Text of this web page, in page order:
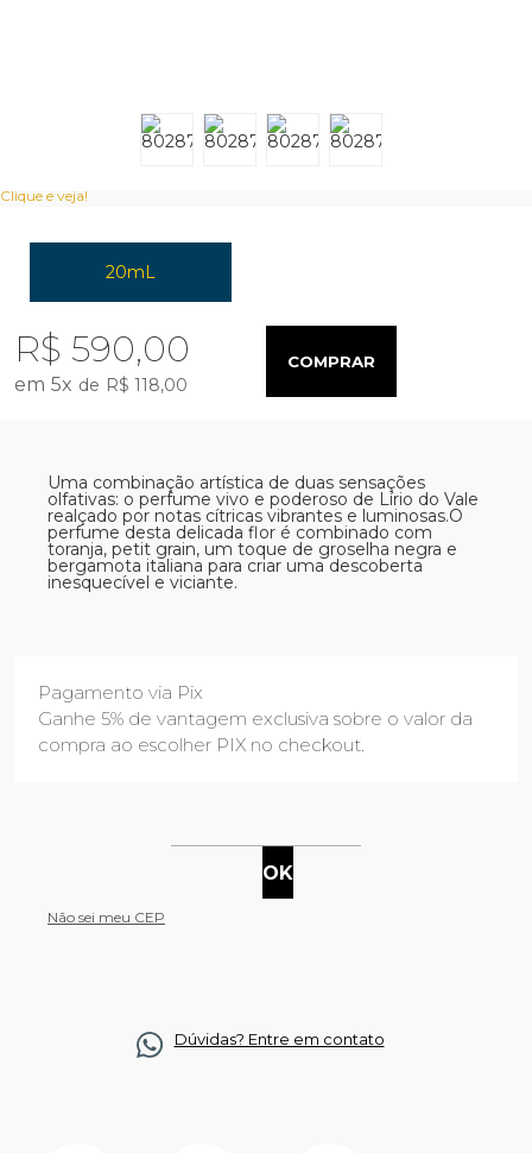
Clique e veja!
20mL
R$ 590,00
5x R$ 118,00
COMPRAR
Uma combinação artística de duas sensações
olfativas: o perfume vivo e poderoso de Lírio do Vale
realçado por notas cítricas vibrantes e luminosas.O
perfume desta delicada flor é combinado com
toranja, petit grain, um toque de groselha negra e
bergamota italiana para criar uma descoberta
inesquecível e viciante.
Pagamento via Pix
Ganhe 5% de vantagem exclusiva sobre o valor da
compra ao escolher PIX no checkout.
Não sei meu CEP
Dúvidas? Entre em contato